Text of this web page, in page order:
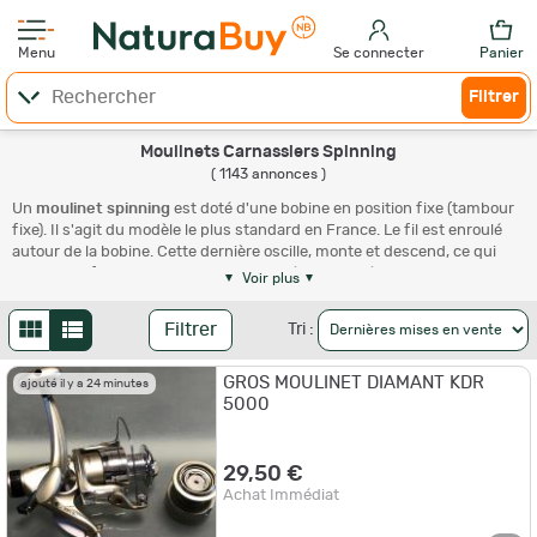
Menu Se connecter Panier
Filtrer
Moulinets Carnassiers Spinning
( 1143 annonces )
Un moulinet spinning est doté d'une bobine en position fixe (tambour
fixe). Il s'agit du modèle le plus standard en France. Le fil est enroulé
autour de la bobine. Cette dernière oscille, monte et descend, ce qui
permet au fil de se positionner de manière homogène en spires
spinning parmi les plus grandes marques : Abu Garcia, Daiwa, Mitchell,
Okuma, Shimano... Découvrez notre vaste choix de moulinets Daiwa.
Nous vous proposons également de nombreux modèles de cannes
spinning ainsi que des
moulinetsadaptés à tous les types de pêche.
Qu'est-ce qu'un moulinet ?
Un moulinet est un système d'enroulement de fils stocké dans un
espace réduit. Il permet de disposer rapidement de ce corps de ligne
lors du lancer.
Voir plus
Filtrer Tri :
ajouté il y a 24 minutes
GROS MOULINET DIAMANT KDR
5000
29,50 €
Achat Immédiat